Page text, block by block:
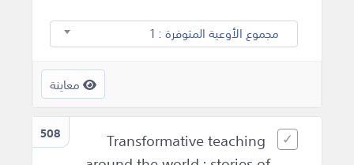
مجموع الأوعية المتوفرة : 1
معاينة
508
Transformative teaching